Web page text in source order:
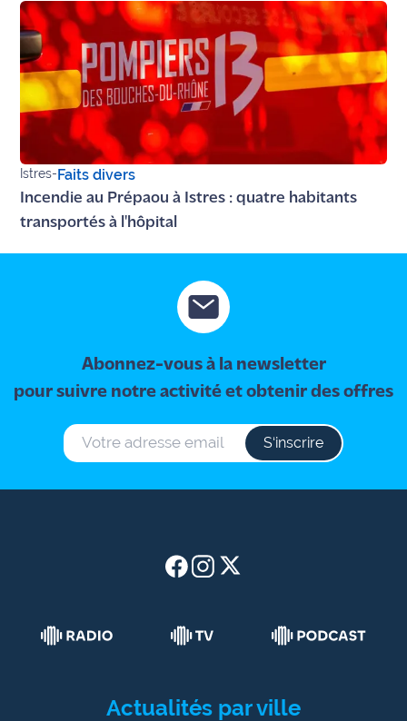
Istres-Faits divers
Incendie au Prépaou à Istres : quatre habitants
transportés à l'hôpital
Abonnez-vous à la newsletter
pour suivre notre activité et obtenir des offres
S‘inscrire
Actualités par ville